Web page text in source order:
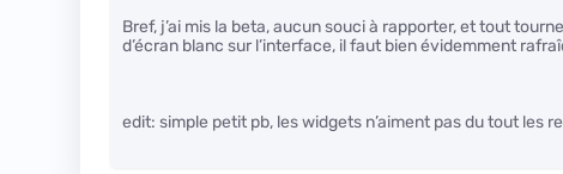
Bref, j’ai mis la beta, aucun souci à rapporter, et tout
d’écran blanc sur l’interface, il faut bien évidemment
edit: simple petit pb, les widgets n’aiment pas du tout les